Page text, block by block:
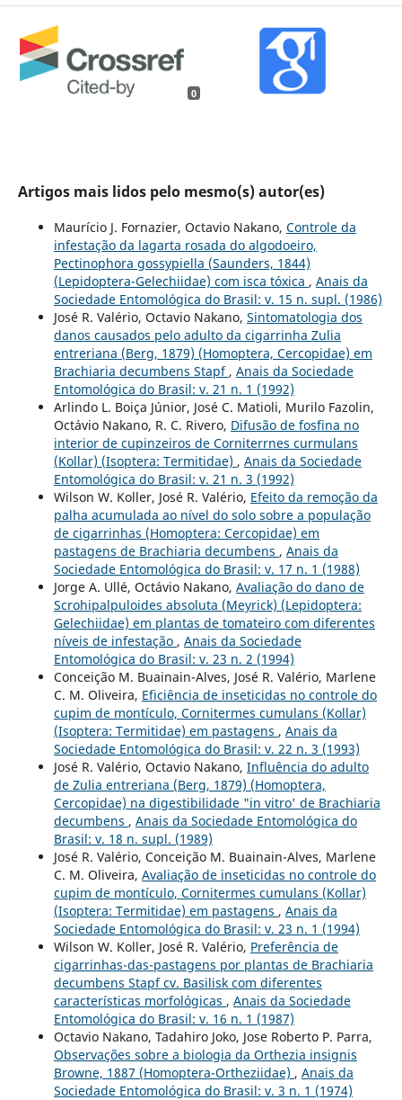
0
Artigos mais lidos pelo mesmo(s) autor(es)
Maurício J. Fornazier, Octavio Nakano, Controle da
infestação da lagarta rosada do algodoeiro,
Pectinophora gossypiella (Saunders, 1844)
(Lepidoptera-Gelechiidae) com isca tóxica , Anais da
Sociedade Entomológica do Brasil: v. 15 n. supl. (1986)
José R. Valério, Octavio Nakano, Sintomatologia dos
danos causados pelo adulto da cigarrinha Zulia
entreriana (Berg, 1879) (Homoptera, Cercopidae) em
Brachiaria decumbens Stapf , Anais da Sociedade
Entomológica do Brasil: v. 21 n. 1 (1992)
Arlindo L. Boiça Júnior, José C. Matioli, Murilo Fazolin,
Octávio Nakano, R. C. Rivero, Difusão de fosfina no
interior de cupinzeiros de Corniterrnes curmulans
(Kollar) (Isoptera: Termitidae) , Anais da Sociedade
Entomológica do Brasil: v. 21 n. 3 (1992)
Wilson W. Koller, José R. Valério, Efeito da remoção da
palha acumulada ao nível do solo sobre a população
de cigarrinhas (Homoptera: Cercopidae) em
pastagens de Brachiaria decumbens , Anais da
Sociedade Entomológica do Brasil: v. 17 n. 1 (1988)
Jorge A. Ullé, Octávio Nakano, Avaliação do dano de
Scrohipalpuloides absoluta (Meyrick) (Lepidoptera:
Gelechiidae) em plantas de tomateiro com diferentes
níveis de infestação , Anais da Sociedade
Entomológica do Brasil: v. 23 n. 2 (1994)
Conceição M. Buainain-Alves, José R. Valério, Marlene
C. M. Oliveira, Eficiência de inseticidas no controle do
cupim de montículo, Cornitermes cumulans (Kollar)
(Isoptera: Termitidae) em pastagens , Anais da
Sociedade Entomológica do Brasil: v. 22 n. 3 (1993)
José R. Valério, Octavio Nakano, Influência do adulto
de Zulia entreriana (Berg, 1879) (Homoptera,
Cercopidae) na digestibilidade "in vitro' de Brachiaria
decumbens , Anais da Sociedade Entomológica do
Brasil: v. 18 n. supl. (1989)
José R. Valério, Conceição M. Buainain-Alves, Marlene
C. M. Oliveira, Avaliação de inseticidas no controle do
cupim de montículo, Cornitermes cumulans (Kollar)
(Isoptera: Termitidae) em pastagens , Anais da
Sociedade Entomológica do Brasil: v. 23 n. 1 (1994)
Wilson W. Koller, José R. Valério, Preferência de
cigarrinhas-das-pastagens por plantas de Brachiaria
decumbens Stapf cv. Basilisk com diferentes
características morfológicas , Anais da Sociedade
Entomológica do Brasil: v. 16 n. 1 (1987)
Octavio Nakano, Tadahiro Joko, Jose Roberto P. Parra,
Observações sobre a biologia da Orthezia insignis
Browne, 1887 (Homoptera-Ortheziidae) , Anais da
Sociedade Entomológica do Brasil: v. 3 n. 1 (1974)